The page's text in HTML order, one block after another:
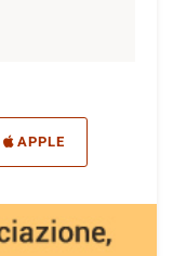
APPLE